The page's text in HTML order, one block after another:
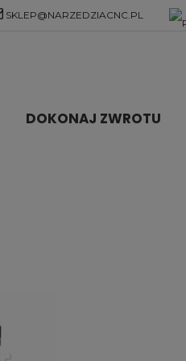
SKLEP@NARZEDZIACNC.PL
DOKONAJ ZWROTU